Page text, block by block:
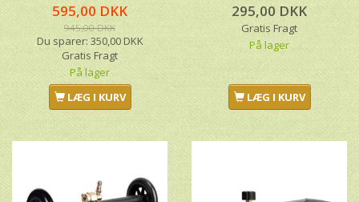
595,00 DKK
945,00 DKK
Du sparer: 350,00 DKK
Gratis Fragt
På lager
LÆG I KURV
295,00 DKK
Gratis Fragt
På lager
LÆG I KURV